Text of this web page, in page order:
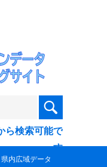
ら検索可能で
す
県内広域データ